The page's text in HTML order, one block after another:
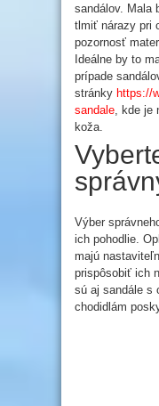
sandálov. Mala
tlmiť nárazy pri
pozornosť
Ideálne by to
prípade
stránky https://
sandale, kde je
koža.
Výber
ich pohodlie.
majú
prispôsobiť ich
sú aj sandále s
chodidlám